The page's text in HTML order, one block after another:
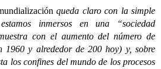
queda claro con la simple
inmersos en una “sociedad
con el aumento del número de
1960 y alrededor de 200 hoy) y, sobre
los confines del mundo de los procesos